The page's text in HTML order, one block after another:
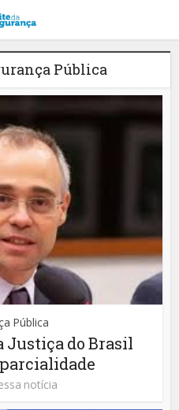
Pública
Pública
Justiça do Brasil
notícia